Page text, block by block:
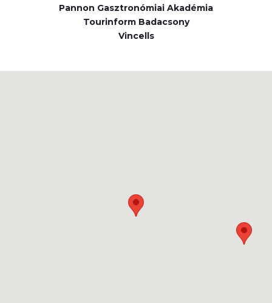
Pannon Gasztronómiai Akadémia
Tourinform Badacsony
Vincells